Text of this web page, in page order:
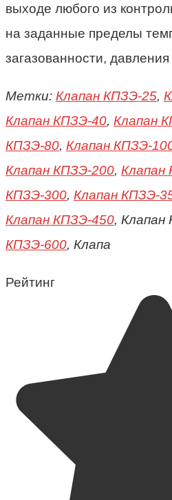
выходе любого из
на заданные пределы
загазованности, давления
Метки: Клапан КПЗЭ-25,
Клапан КПЗЭ-40, Клапан
КПЗЭ-80, Клапан КПЗЭ-
Клапан КПЗЭ-200, Клапан
КПЗЭ-300, Клапан КПЗЭ-
Клапан КПЗЭ-450, Клапан
КПЗЭ-600, Клапа
Рейтинг